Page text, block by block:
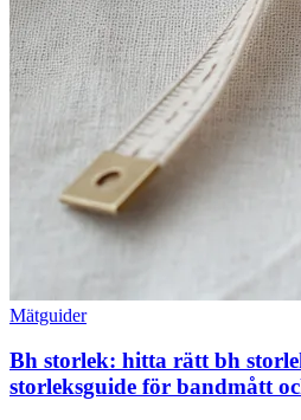
Mätguider
Bh storlek: hitta rätt bh
storleksguide för bandmått